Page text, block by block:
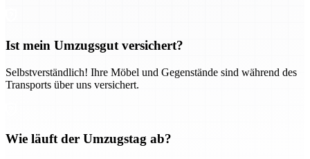
Ist mein Umzugsgut versichert?
Selbstverständlich! Ihre Möbel und Gegenstände sind während des
Transports über uns versichert.
Wie läuft der Umzugstag ab?